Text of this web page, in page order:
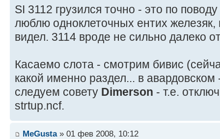
SI 3112 грузился точно - это по
люблю одноклеточных ентих
видел. 3114 вроде не сильно далеко
Касаемо слота - смотрим бивис
какой именно раздел... в
следуем совету Dimerson - т.е.
strtup.ncf.
MeGusta» 01 фев 2008, 10:12